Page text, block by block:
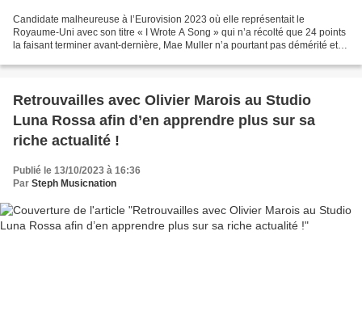
Candidate malheureuse à l’Eurovision 2023 où elle représentait le
Royaume-Uni avec son titre « I Wrote A Song » qui n’a récolté que 24 points
la faisant terminer avant-dernière, Mae Muller n’a pourtant pas démérité et la
Retrouvailles avec Olivier Marois au Studio
Luna Rossa afin d’en apprendre plus sur sa
riche actualité !
Publié le 13/10/2023 à 16:36
Par Steph Musicnation